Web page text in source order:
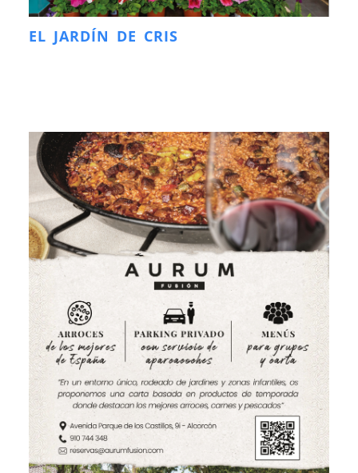
EL JARDÍN DE CRIS